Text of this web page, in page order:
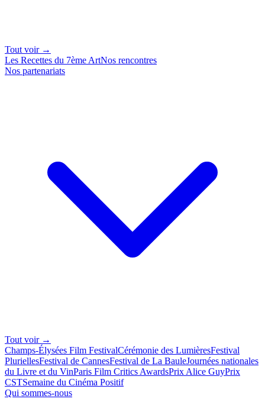
Tout voir →
Les Recettes du 7ème ArtNos rencontres
Nos partenariats
Tout voir →
Champs-Élysées Film FestivalCérémonie des LumièresFestival
PluriellesFestival de CannesFestival de La BauleJournées nationales
du Livre et du VinParis Film Critics AwardsPrix Alice GuyPrix
CSTSemaine du Cinéma Positif
Qui sommes-nous